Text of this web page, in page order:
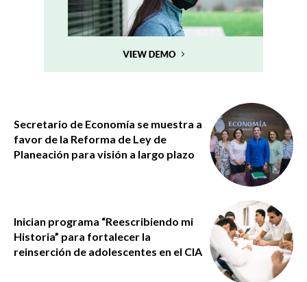
Secretario de Economía se muestra a
favor de la Reforma de Ley de
Planeación para visión a largo plazo
Inician programa “Reescribiendo mi
Historia” para fortalecer la
reinserción de adolescentes en el CIA